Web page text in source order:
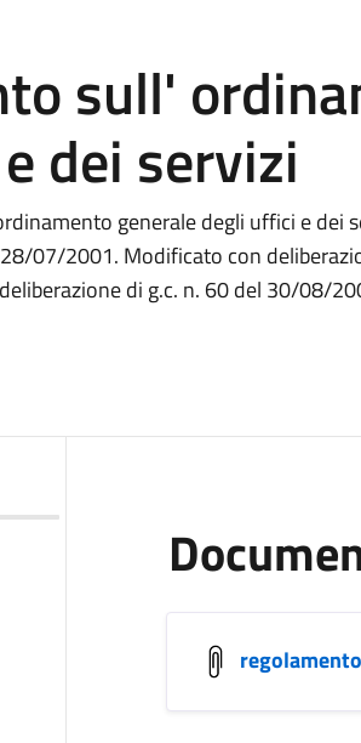
sull'
dei servizi
generale degli uffici e dei
07/2001. Modificato con
di g.c. n. 60 del 30/08/